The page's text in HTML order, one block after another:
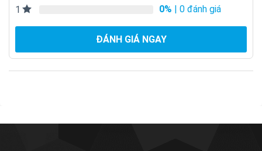
1
0% | 0 đánh giá
ĐÁNH GIÁ NGAY